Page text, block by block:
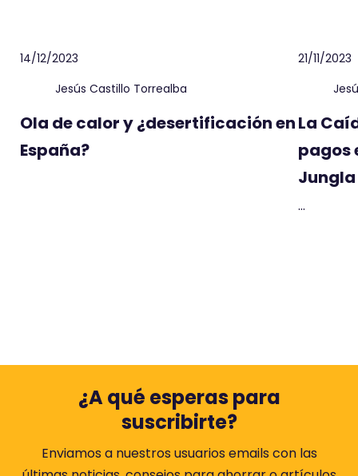
14/12/2023
Jesús Castillo Torrealba
Ola de calor y ¿desertificación en
España?
21/11/2023
La
pagos
...
¿A qué esperas para
suscribirte?
Enviamos a nuestros usuarios emails con las